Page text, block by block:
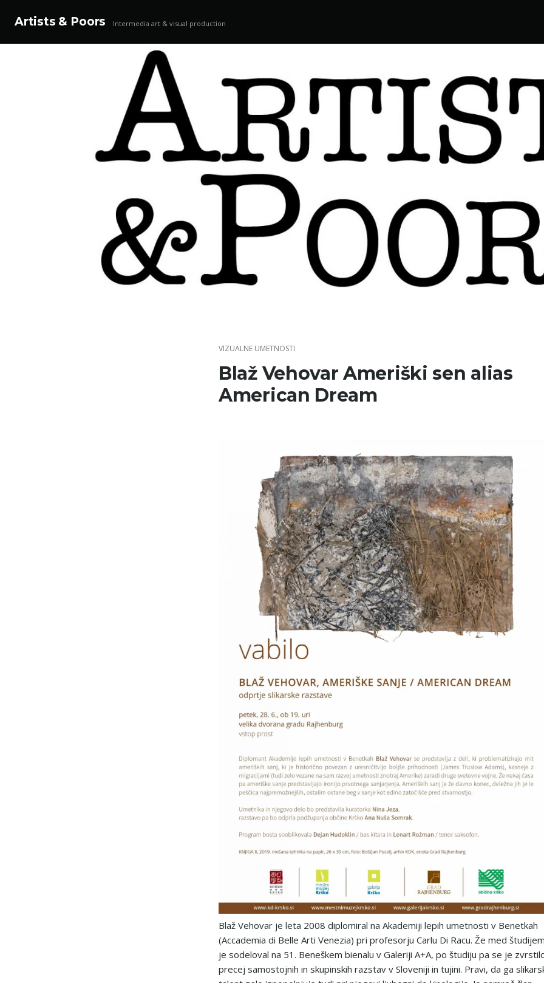
Artists & Poors Intermedia art & visual production
VIZUALNE UMETNOSTI
Blaž Vehovar Ameriški sen alias
American Dream
Blaž Vehovar je leta 2008 diplomiral na Akademiji lepih umetnosti v Benetkah
(Accademia di Belle Arti Venezia) pri profesorju Carlu Di Racu. Že med študijem
je sodeloval na 51. Beneškem bienalu v Galeriji A+A, po študiju pa se je
precej samostojnih in skupinskih razstav v Sloveniji in tujini. Pravi, da ga